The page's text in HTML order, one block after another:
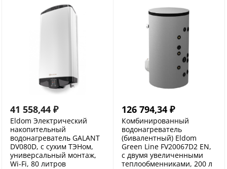
41 558,44 ₽
Eldom Электрический
накопительный
водонагреватель GALANT
DV080D, с сухим ТЭНом,
универсальный монтаж,
Wi-Fi, 80 литров
126 794,34 ₽
Комбинированный
водонагреватель
(бивалентный) Eldom
Green Line FV20067D2 EN,
с двумя увеличенными
теплообменниками, 200 л